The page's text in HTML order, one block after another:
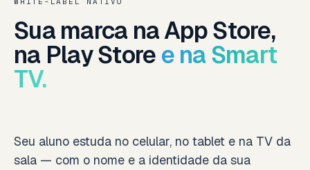
Sua marca na App Store,
na Play Store e na Smart
TV.
Seu aluno estuda no celular, no tablet e na TV da
sala — com o nome e a identidade da sua